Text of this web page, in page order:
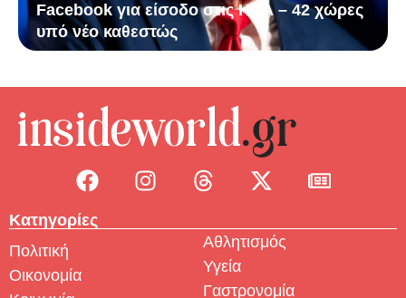
Facebook για είσοδο στις ΗΠΑ – 42 χώρες
υπό νέο καθεστώς
Κατηγορίες
Πολιτική
Οικονομία
Αθλητισμός
Υγεία
Γαστρονομία